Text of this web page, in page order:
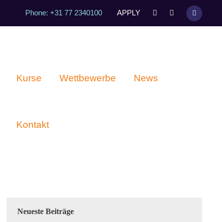
Phone: +31 77 2340100 APPLY
Kurse Wettbewerbe News
Kontakt
Neueste Beiträge